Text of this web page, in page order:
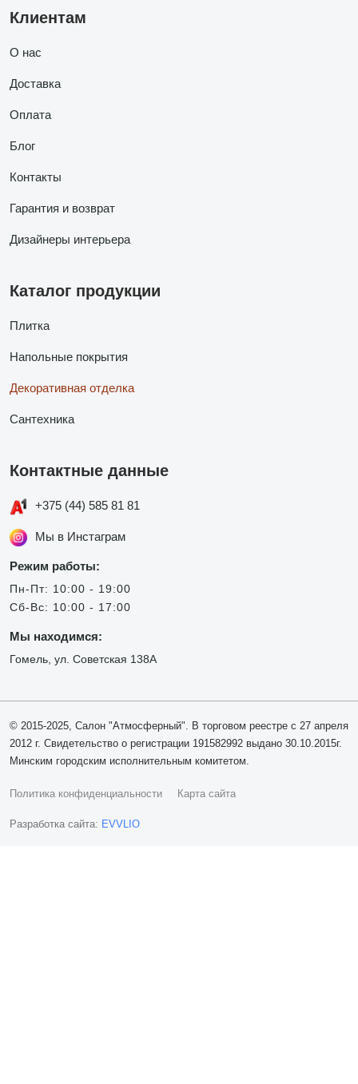
Клиентам
О нас
Доставка
Оплата
Блог
Контакты
Гарантия и возврат
Дизайнеры интерьера
Каталог продукции
Плитка
Напольные покрытия
Декоративная отделка
Сантехника
Контактные данные
+375 (44) 585 81 81
Мы в Инстаграм
Режим работы:
Пн-Пт: 10:00 - 19:00
Сб-Вс: 10:00 - 17:00
Мы находимся:
Гомель, ул. Советская 138А
© 2015-2025, Салон "Атмосферный". В торговом реестре с 27 апреля
2012 г. Свидетельство о регистрации 191582992 выдано 30.10.2015г.
Минским городским исполнительным комитетом.
Политика конфиденциальности Карта сайта
Разработка сайта: EVVLIO